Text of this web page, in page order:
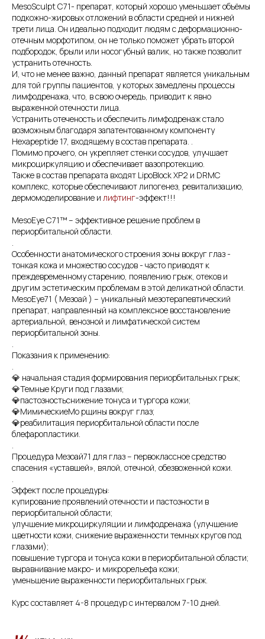
MesoSculpt C71- препарат, который хорошо уменьшает объёмы
подкожно-жировых отложений в области средней и нижней
трети лица. Он идеально подходит людям с деформационно-
отечным морфотипом, он не только поможет убрать второй
подбородок, брыли или носогубный валик, но также позволит
устранить отечность.
И, что не менее важно, данный препарат является уникальным
для той группы пациентов, у которых замедлены процессы
лимфодренажа, что, в свою очередь, приводит к явно
выраженной отечности лица.
Устранить отеченость и обеспечить лимфодренаж стало
возможным благодаря запатентованному компоненту
Hexapeptide 17, входящему в состав препарата. .
Помимо прочего, он укрепляет стенки сосудов, улучшает
микроциркуляцию и обеспечивает вазопротекцию.
Также в состав препарата входят LipoBlock XP2 и DRMC
комплекс, которые обеспечивают липогенез, ревитализацию,
дермомоделирование и лифтинг-эффект!!!
MesoEye C71™ – эффективное решение проблем в
периорбитальной области.
.
Особенности анатомического строения зоны вокруг глаз -
тонкая кожа и множество сосудов - часто приводят к
преждевременному старению, появлению грыж, отеков и
другим эстетическим проблемам в этой деликатной области.
MesoEye71 ( Мезоай ) – уникальный мезотерапевтический
препарат, направленный на комплексное восстановление
артериальной, венозной и лимфатической систем
периорбитальной зоны.
.
Показания к применению:
.
💎 начальная стадия формирования периорбитальных грыж;
💎Темные Круги под глазами;
💎пастозностьснижение тонуса и тургора кожи;
💎МимическиеМо рщины вокруг глаз;
💎реабилитация периорбитальной области после
блефаропластики.
.
Процедура Мезоай71 для глаз – первоклассное средство
спасения «уставшей», вялой, отечной, обезвоженной кожи.
.
Эффект после процедуры:
купирование проявлений отечности и пастозности в
периорбитальной области;
улучшение микроциркуляции и лимфодренажа (улучшение
цветности кожи, снижение выраженности темных кругов под
глазами);
повышение тургора и тонуса кожи в периорбитальной области;
выравнивание макро- и микрорельефа кожи;
уменьшение выраженности периорбитальных грыж.
Курс составляет 4-8 процедур с интервалом 7-10 дней.